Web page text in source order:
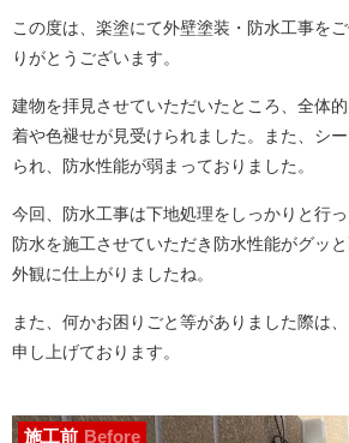
この度は、楽塗にて外壁塗装・防水工事を
りがとうございます。
建物を拝見させていただいたところ、全体
着や色褪せが見受けられました。また、シ
られ、防水性能が弱まっておりました。
今回、防水工事は下地処理をしっかりと行
防水を施工させていただき防水性能がグッ
外観に仕上がりましたね。
また、何かお困りごと等がありました際は
申し上げております。
施工前 Before